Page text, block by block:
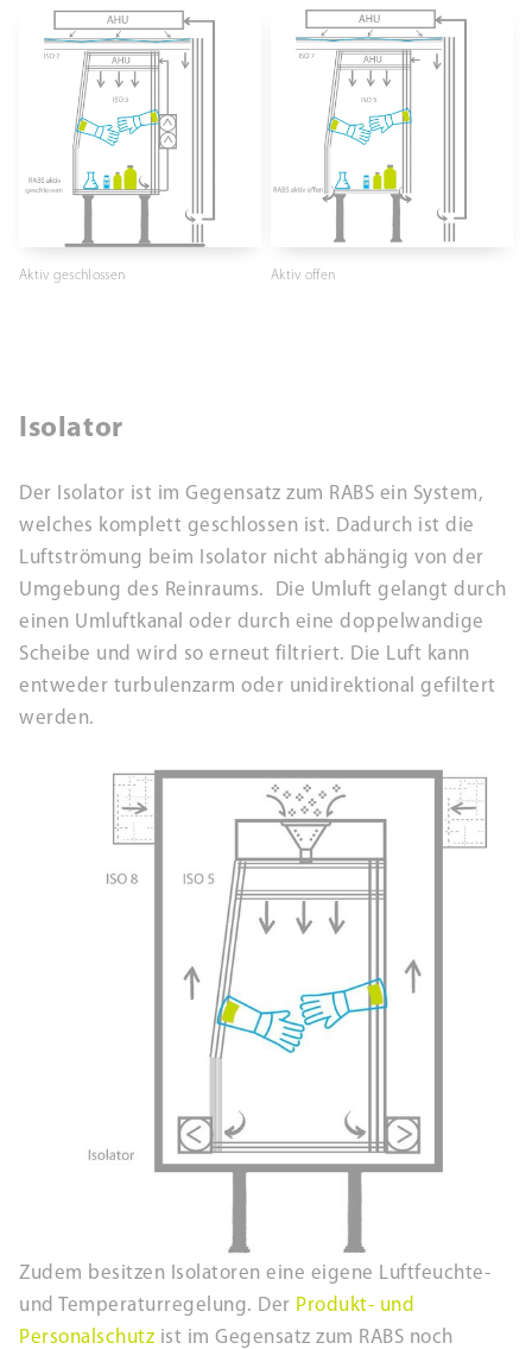
Aktiv geschlossen Aktiv offen
Isolator
Der Isolator ist im Gegensatz zum RABS ein System,
welches komplett geschlossen ist. Dadurch ist die
Luftströmung beim Isolator nicht abhängig von der
Umgebung des Reinraums. Die Umluft gelangt durch
einen Umluftkanal oder durch eine doppelwandige
Scheibe und wird so erneut filtriert. Die Luft kann
entweder turbulenzarm oder unidirektional gefiltert
werden.
Zudem besitzen Isolatoren eine eigene Luftfeuchte-
und Temperaturregelung. Der Produkt- und
Personalschutz ist im Gegensatz zum RABS noch